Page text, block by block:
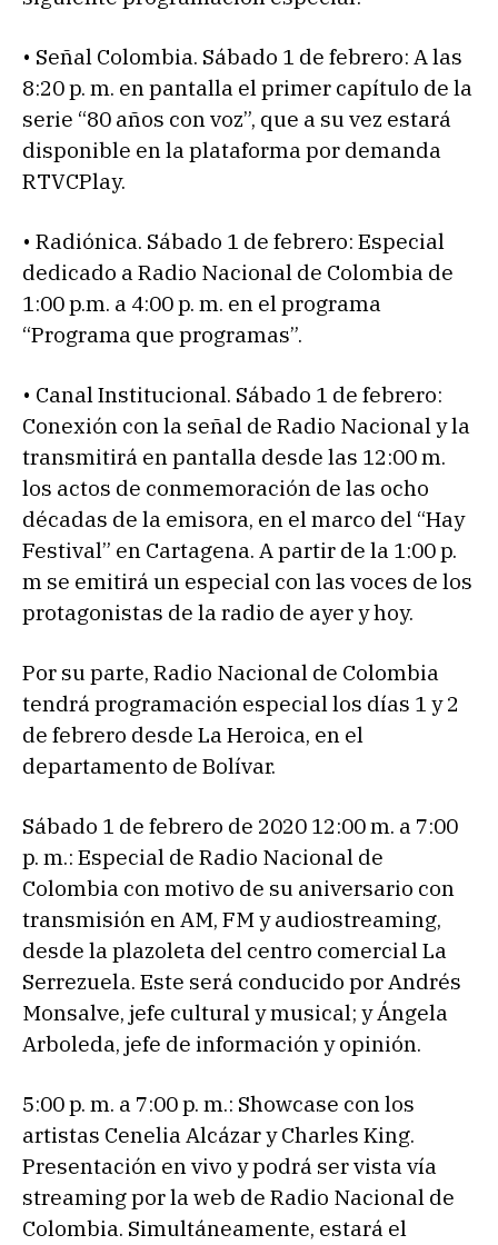
• Señal Colombia. Sábado 1 de febrero: A las
8:20 p. m. en pantalla el primer capítulo de la
serie “80 años con voz”, que a su vez estará
disponible en la plataforma por demanda
RTVCPlay.
• Radiónica. Sábado 1 de febrero: Especial
dedicado a Radio Nacional de Colombia de
1:00 p.m. a 4:00 p. m. en el programa
“Programa que programas”.
• Canal Institucional. Sábado 1 de febrero:
Conexión con la señal de Radio Nacional y la
transmitirá en pantalla desde las 12:00 m.
los actos de conmemoración de las ocho
décadas de la emisora, en el marco del “Hay
Festival” en Cartagena. A partir de la 1:00 p.
m se emitirá un especial con las voces de los
protagonistas de la radio de ayer y hoy.
Por su parte, Radio Nacional de Colombia
tendrá programación especial los días 1 y 2
de febrero desde La Heroica, en el
departamento de Bolívar.
Sábado 1 de febrero de 2020 12:00 m. a 7:00
p. m.: Especial de Radio Nacional de
Colombia con motivo de su aniversario con
transmisión en AM, FM y audiostreaming,
desde la plazoleta del centro comercial La
Serrezuela. Este será conducido por Andrés
Monsalve, jefe cultural y musical; y Ángela
Arboleda, jefe de información y opinión.
5:00 p. m. a 7:00 p. m.: Showcase con los
artistas Cenelia Alcázar y Charles King.
Presentación en vivo y podrá ser vista vía
streaming por la web de Radio Nacional de
Colombia. Simultáneamente, estará el